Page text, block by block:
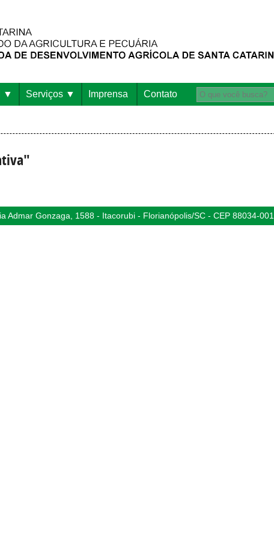
Serviços Imprensa Contato
Admar Gonzaga, 1588 - Itacorubi - Florianópolis/SC - CEP 88034-